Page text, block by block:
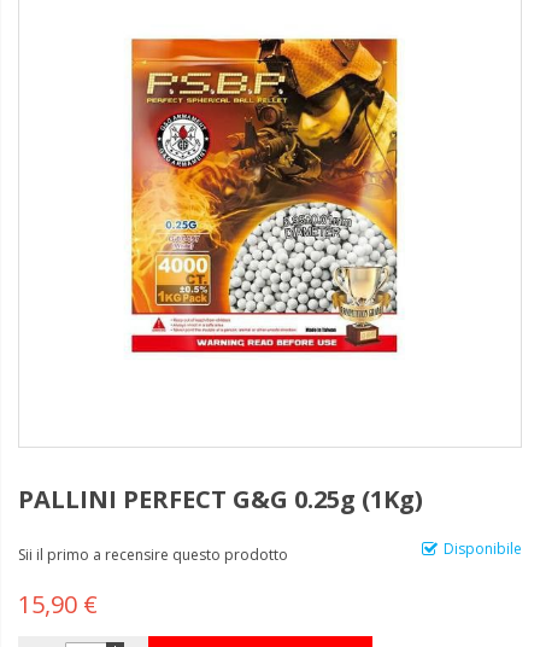
PALLINI PERFECT G&G 0.25g (1Kg)
Disponibile
Sii il primo a recensire questo prodotto
15,90 €